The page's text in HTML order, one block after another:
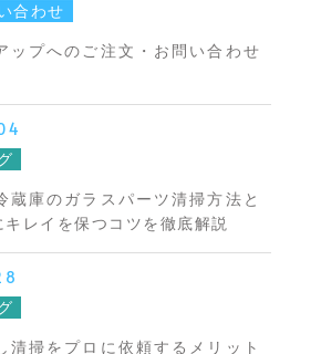
合わせ
ップへのご注文・お問い合わせ
蔵庫のガラスパーツ清掃方法と
レイを保つコツを徹底解説
清掃をプロに依頼するメリット